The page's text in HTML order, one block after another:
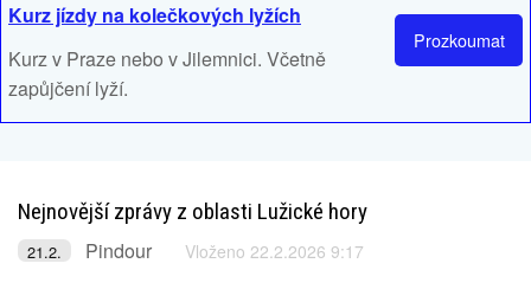
Prozkoumat
Kurz jízdy na kolečkových lyžích
Kurz v Praze nebo v Jilemnici. Včetně
zapůjčení lyží.
Nejnovější zprávy z oblasti Lužické hory
21.2. Pindour Vloženo 22.2.2026 9:17